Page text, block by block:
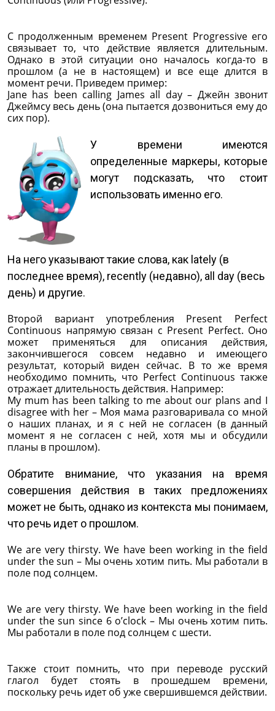
С продолженным временем Present Progressive его
связывает то, что действие является длительным.
Однако в этой ситуации оно началось когда-то в
прошлом (а не в настоящем) и все еще длится в
момент речи. Приведем пример:
Jane has been calling James all day – Джейн звонит
Джеймсу весь день (она пытается дозвониться ему до
сих пор).
У времени имеются
определенные маркеры, которые
могут подсказать, что стоит
использовать именно его.
На него указывают такие слова, как lately (в
последнее время), recently (недавно), all day (весь
день) и другие.
Второй вариант употребления Present Perfect
Continuous напрямую связан с Present Perfect. Оно
может применяться для описания действия,
закончившегося совсем недавно и имеющего
результат, который виден сейчас. В то же время
необходимо помнить, что Perfect Continuous также
отражает длительность действия. Например:
My mum has been talking to me about our plans and I
disagree with her – Моя мама разговаривала со мной
о наших планах, и я с ней не согласен (в данный
момент я не согласен с ней, хотя мы и обсудили
планы в прошлом).
Обратите внимание, что указания на время
совершения действия в таких предложениях
может не быть, однако из контекста мы понимаем,
что речь идет о прошлом.
We are very thirsty. We have been working in the field
under the sun – Мы очень хотим пить. Мы работали в
поле под солнцем.
We are very thirsty. We have been working in the field
under the sun since 6 o’clock – Мы очень хотим пить.
Мы работали в поле под солнцем с шести.
Также стоит помнить, что при переводе русский
глагол будет стоять в прошедшем времени,
поскольку речь идет об уже cвершившемся действии.